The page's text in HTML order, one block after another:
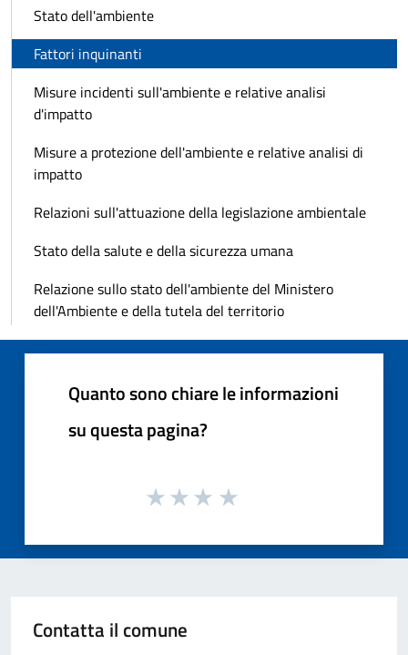
Stato dell'ambiente
Fattori inquinanti
Misure incidenti sull'ambiente e relative analisi
d'impatto
Misure a protezione dell'ambiente e relative analisi di
impatto
Relazioni sull'attuazione della legislazione ambientale
Stato della salute e della sicurezza umana
Relazione sullo stato dell'ambiente del Ministero
dell'Ambiente e della tutela del territorio
Quanto sono chiare le informazioni
su questa pagina?
Contatta il comune